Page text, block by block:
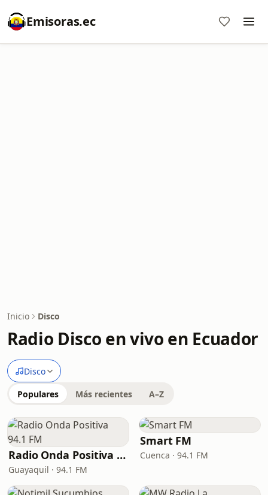
Emisoras.ec
Inicio Disco
Radio Disco en vivo en Ecuador
Disco
Populares Más recientes A–Z
Radio Onda Positiva 94.1 FM
Guayaquil · 94.1 FM
Smart FM
Cuenca · 94.1 FM